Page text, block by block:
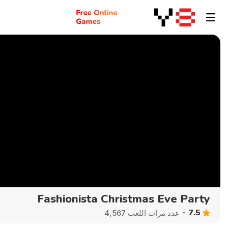
Fashionista Christmas Eve Party
7.5 عدد مرات اللعب 4,567